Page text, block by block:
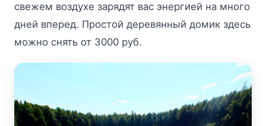
свежем воздухе зарядят вас энергией на много
дней вперед. Простой деревянный домик здесь
можно снять от 3000 руб.